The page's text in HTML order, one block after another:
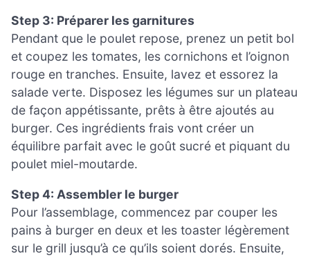
Step 3: Préparer les garnitures
Pendant que le poulet repose, prenez un petit bol
et coupez les tomates, les cornichons et l’oignon
rouge en tranches. Ensuite, lavez et essorez la
salade verte. Disposez les légumes sur un plateau
de façon appétissante, prêts à être ajoutés au
burger. Ces ingrédients frais vont créer un
équilibre parfait avec le goût sucré et piquant du
poulet miel-moutarde.
Step 4: Assembler le burger
Pour l’assemblage, commencez par couper les
pains à burger en deux et les toaster légèrement
sur le grill jusqu’à ce qu’ils soient dorés. Ensuite,